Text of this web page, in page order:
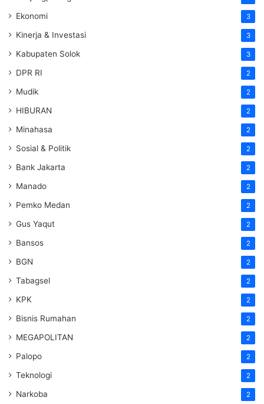
Ekonomi 3
Kinerja & Investasi 3
Kabupaten Solok 3
DPR RI 2
Mudik 2
HIBURAN 2
Minahasa 2
Sosial & Politik 2
Bank Jakarta 2
Manado 2
Pemko Medan 2
Gus Yaqut 2
Bansos 2
BGN 2
Tabagsel 2
KPK 2
Bisnis Rumahan 2
MEGAPOLITAN 2
Palopo 2
Teknologi 2
Narkoba 2